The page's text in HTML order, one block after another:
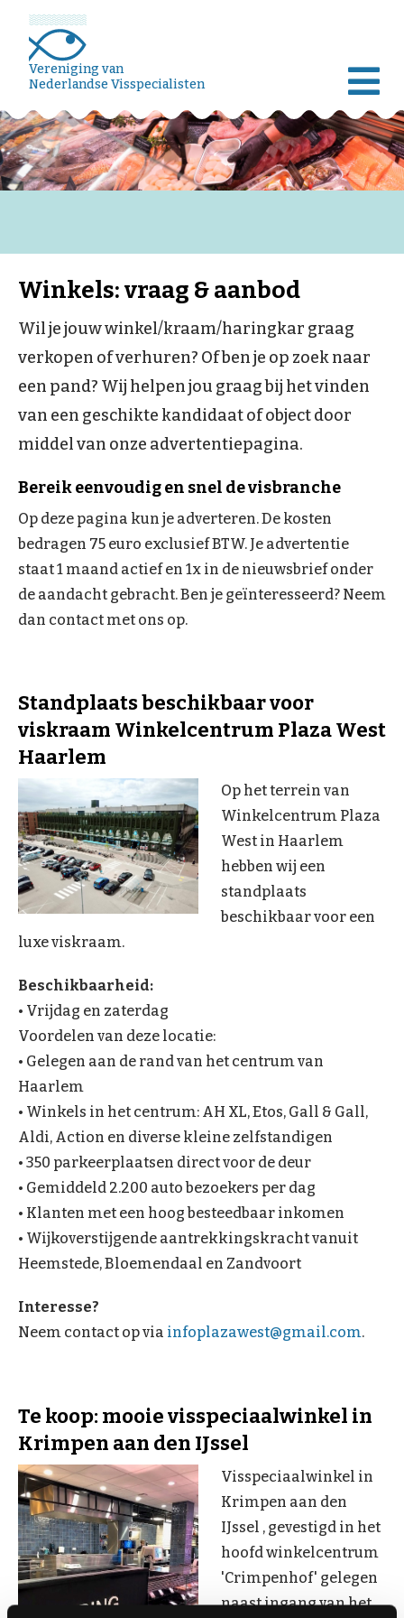
Vereniging van
Nederlandse Visspecialisten
Winkels: vraag & aanbod
Wil je jouw winkel/kraam/haringkar graag
verkopen of verhuren? Of ben je op zoek naar
een pand? Wij helpen jou graag bij het vinden
van een geschikte kandidaat of object door
middel van onze advertentiepagina.
Bereik eenvoudig en snel de visbranche
Op deze pagina kun je adverteren. De kosten
bedragen 75 euro exclusief BTW. Je advertentie
staat 1 maand actief en 1x in de nieuwsbrief onder
de aandacht gebracht. Ben je geïnteresseerd? Neem
dan contact met ons op.
Standplaats beschikbaar voor
viskraam Winkelcentrum Plaza West
Haarlem
Op het terrein van
Winkelcentrum Plaza
West in Haarlem
hebben wij een
standplaats
beschikbaar voor een
luxe viskraam.
Beschikbaarheid:
• Vrijdag en zaterdag
Voordelen van deze locatie:
• Gelegen aan de rand van het centrum van
Haarlem
• Winkels in het centrum: AH XL, Etos, Gall & Gall,
Aldi, Action en diverse kleine zelfstandigen
• 350 parkeerplaatsen direct voor de deur
• Gemiddeld 2.200 auto bezoekers per dag
• Klanten met een hoog besteedbaar inkomen
• Wijkoverstijgende aantrekkingskracht vanuit
Heemstede, Bloemendaal en Zandvoort
Interesse?
Neem contact op via infoplazawest@gmail.com.
Te koop: mooie visspeciaalwinkel in
Krimpen aan den IJssel
Visspeciaalwinkel in
Krimpen aan den
IJssel , gevestigd in het
hoofd winkelcentrum
'Crimpenhof' gelegen
naast ingang van het